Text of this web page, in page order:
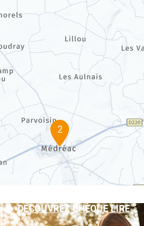
2
DÉCOUVREZ CHÈQUE LIRE